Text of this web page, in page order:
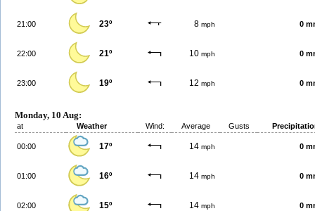
21:00 23º 8 mph 0
22:00 21º 10 mph 0
23:00 19º 12 mph 0
Monday, 10 Aug:
at Weather Wind: Average Gusts
00:00 17º 14 mph 0
01:00 16º 14 mph 0
02:00 15º 14 mph 0